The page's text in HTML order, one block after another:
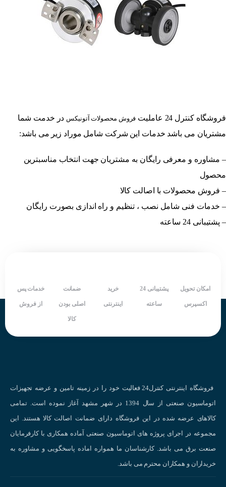
فروشگاه کنترل 24 عاملیت فروش محصولات آتونیکس در خدمت شما
مشتریان می باشد خدمات این شرکت شامل موراد زیر می باشد:
– مشاوره و معرفی رایگان به مشتریان جهت انتخاب مناسبترین
محصول
– فروش محصولات با اصالت کالا
– خدمات فنی شامل نصب ، تنظیم و راه اندازی بصورت رایگان
– پشتیبانی 24 ساعته
امکان تحویل
اکسپرس
پشتیبانی 24
ساعته
خرید
اینترنتی
ضمانت
اصلی بودن
کالا
خدمات پس
از فروش
فروشگاه اینترنتی کنترل24 فعالیت خود را در زمینه تامین و عرضه تجهیزات
اتوماسیون صنعتی از سال 1394 در شهر مشهد آغاز نموده است. تمامی
کالاهای عرضه شده در این فروشگاه دارای ضمانت اصالت کالا هستند. این
مجموعه در اجرای پروژه های اتوماسیون صنعتی آماده همکاری با کارفرمایان
صنعت برق می باشد. کارشناسان ما همواره اماده پاسخگویی و مشاوره به
خریداران و همکاران محترم می باشد.